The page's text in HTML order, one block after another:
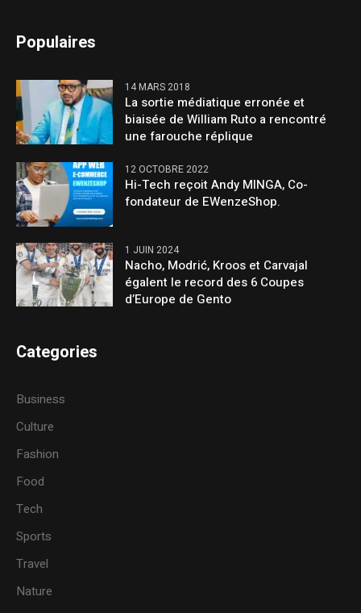
Populaires
14 MARS 2018
La sortie médiatique erronée et
biaisée de William Ruto a rencontré
une farouche réplique
12 OCTOBRE 2022
Hi-Tech reçoit Andy MINGA, Co-
fondateur de EWenzeShop.
1 JUIN 2024
Nacho, Modrić, Kroos et Carvajal
égalent le record des 6 Coupes
d’Europe de Gento
Categories
Business
Culture
Fashion
Food
Tech
Sports
Travel
Nature